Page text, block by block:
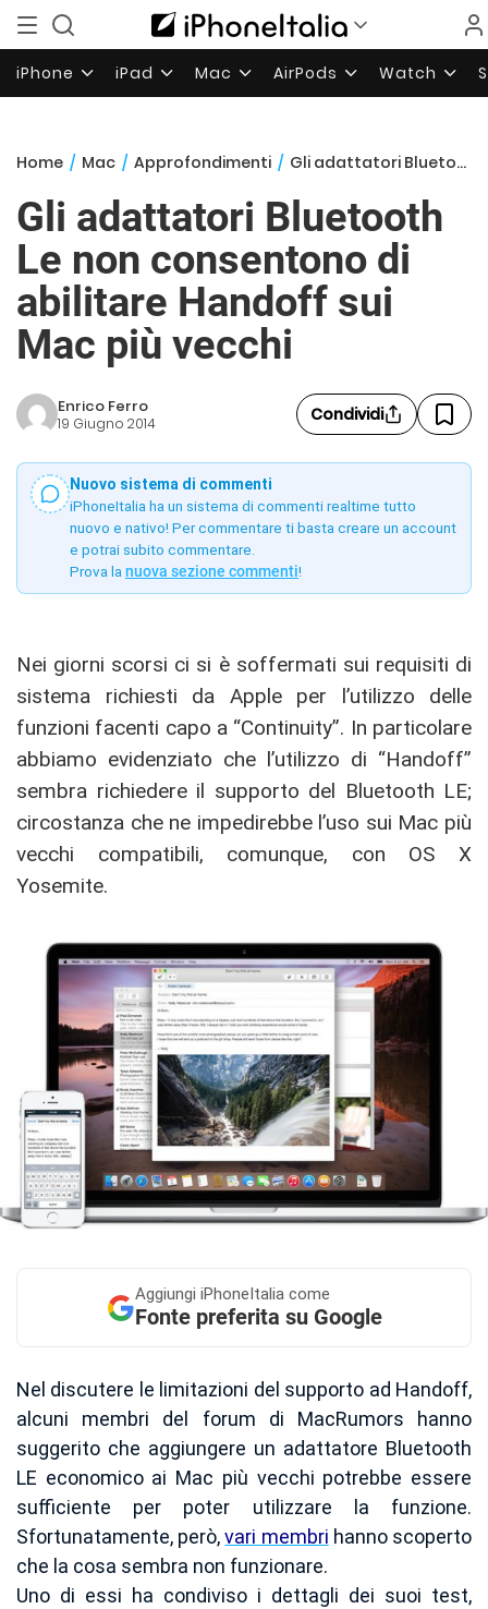
iPhone iPad Mac AirPods Watch
Home / Mac / Approfondimenti / Gli adattatori Bluetooth Le non consentono di abilitare Handoff sui Mac più vecchi
Gli adattatori Bluetooth
Le non consentono di
abilitare Handoff sui
Mac più vecchi
Enrico Ferro
19 Giugno 2014 Condividi
Nuovo sistema di commenti
iPhoneItalia ha un sistema di commenti realtime tutto
nuovo e nativo! Per commentare ti basta creare un account
e potrai subito commentare.
Prova la nuova sezione commenti!
Nei giorni scorsi ci si è soffermati sui requisiti di
sistema richiesti da Apple per l’utilizzo delle
funzioni facenti capo a “Continuity”. In particolare
abbiamo evidenziato che l’utilizzo di “Handoff”
sembra richiedere il supporto del Bluetooth LE;
circostanza che ne impedirebbe l’uso sui Mac più
vecchi compatibili, comunque, con OS X
Yosemite.
Aggiungi iPhoneItalia come
Fonte preferita su Google
Nel discutere le limitazioni del supporto ad Handoff,
alcuni membri del forum di MacRumors hanno
suggerito che aggiungere un adattatore Bluetooth
LE economico ai Mac più vecchi potrebbe essere
sufficiente per poter utilizzare la funzione.
Sfortunatamente, però,vari membri hanno scoperto
che la cosa sembra non funzionare.
Uno di essi ha condiviso i dettagli dei suoi test,